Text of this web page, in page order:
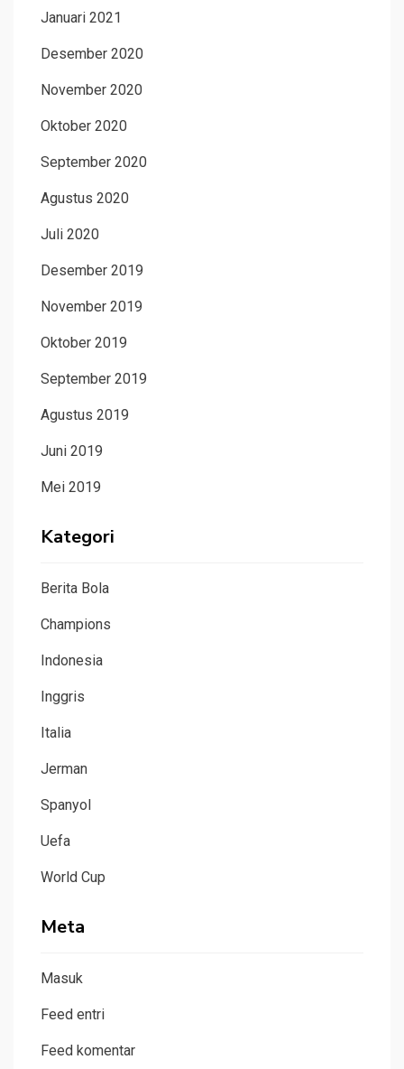
Januari 2021
Desember 2020
November 2020
Oktober 2020
September 2020
Agustus 2020
Juli 2020
Desember 2019
November 2019
Oktober 2019
September 2019
Agustus 2019
Juni 2019
Mei 2019
Kategori
Berita Bola
Champions
Indonesia
Inggris
Italia
Jerman
Spanyol
Uefa
World Cup
Meta
Masuk
Feed entri
Feed komentar